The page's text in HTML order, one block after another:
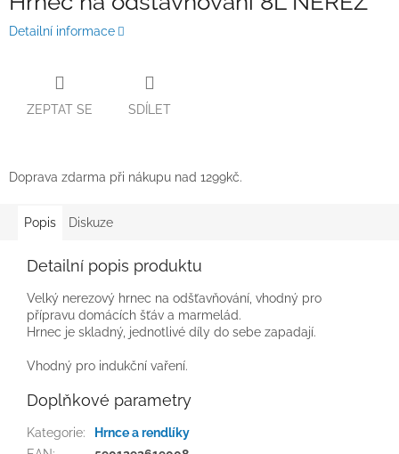
Detailní informace
ZEPTAT SE SDÍLET
Doprava zdarma při nákupu nad 1299kč.
Popis Diskuze
Detailní popis produktu
Velký nerezový hrnec na odšťavňování, vhodný pro
přípravu domácích šťáv a marmelád.
Hrnec je skladný, jednotlivé díly do sebe zapadají.
Vhodný pro indukční vaření.
Doplňkové parametry
Kategorie:
Hrnce a rendlíky